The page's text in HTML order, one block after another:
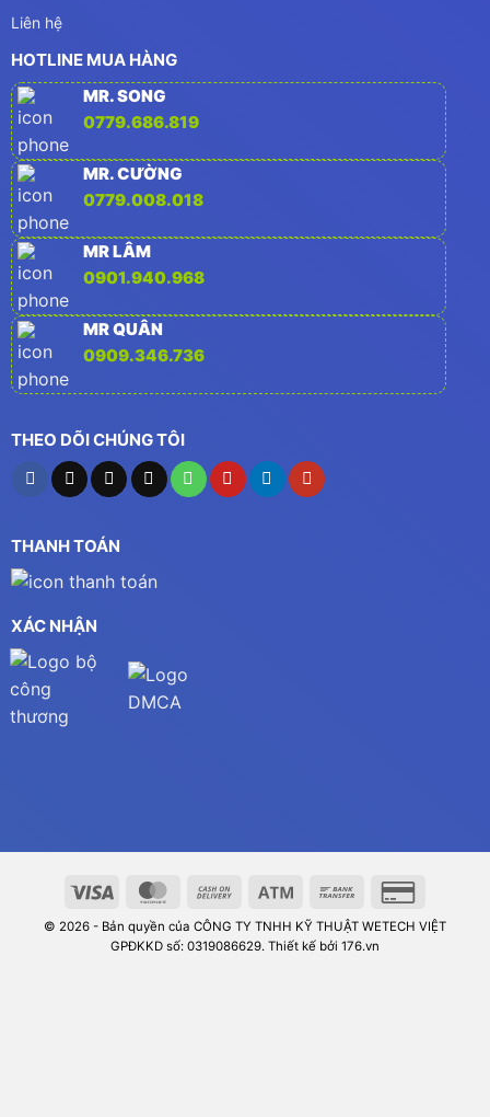
Liên hệ
HOTLINE MUA HÀNG
MR. SONG
0779.686.819
MR. CƯỜNG
0779.008.018
MR LÂM
0901.940.968
MR QUÂN
0909.346.736
THEO DÕI CHÚNG TÔI
THANH TOÁN
XÁC NHẬN
© 2026 - Bản quyền của CÔNG TY TNHH KỸ THUẬT WETECH VIỆT
GPĐKKD số: 0319086629. Thiết kế bởi 176.vn